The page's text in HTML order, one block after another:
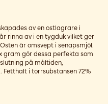
av en ostlagrare i
rinna av i en tygduk vilket ger
är omsvept i senapsmjöl.
gram gör dessa perfekta som
på måltiden,
i torrsubstansen 72%